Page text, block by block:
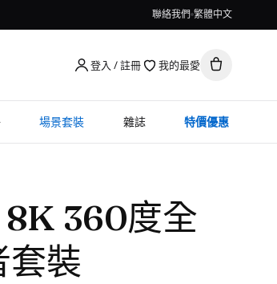
聯絡我們 繁體中文
登入 / 註冊 我的最愛
場景套裝 雜誌 特價優惠
360度全
套裝